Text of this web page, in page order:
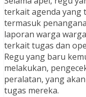
terkait agenda yang
termasuk
laporan warga
terkait tugas dan
Regu yang baru
melakukan,
peralatan, yang
tugas mereka.